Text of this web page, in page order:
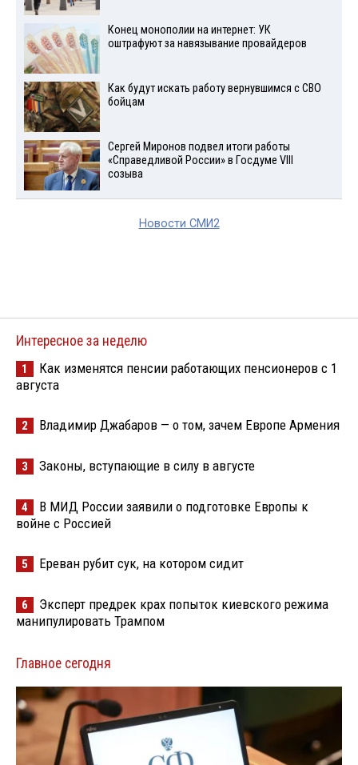
Конец монополии на интернет: УК
оштрафуют за навязывание провайдеров
Как будут искать работу вернувшимся с СВО
бойцам
Сергей Миронов подвел итоги работы
«Справедливой России» в Госдуме VIII
созыва
Новости СМИ2
Интересное за неделю
1
Как изменятся пенсии работающих пенсионеров с 1
августа
2 Владимир Джабаров — о том, зачем Европе Армения
3 Законы, вступающие в силу в августе
4
В МИД России заявили о подготовке Европы к
войне с Россией
5 Ереван рубит сук, на котором сидит
6
Эксперт предрек крах попыток киевского режима
манипулировать Трампом
Главное сегодня